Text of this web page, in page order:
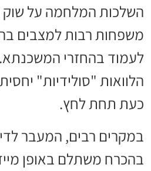
השלכות המלחמה על שוק
משפחות רבות למצבים
לעמוד בהחזרי
הלוואות "סולידיות"
כעת תחת לחץ.
במקרים רבים, המעבר
בהכרח משתלם באופן